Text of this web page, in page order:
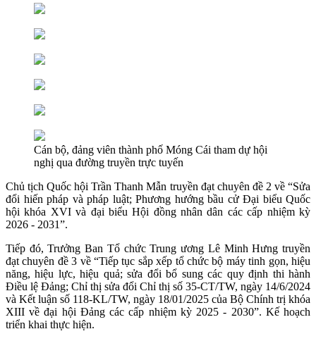
Cán bộ, đảng viên thành phố Móng Cái tham dự hội
nghị qua đường truyền trực tuyến
Chủ tịch Quốc hội Trần Thanh Mẫn truyền đạt chuyên đề 2 về “Sửa
đổi hiến pháp và pháp luật; Phương hướng bầu cử Đại biểu Quốc
hội khóa XVI và đại biểu Hội đồng nhân dân các cấp nhiệm kỳ
2026 - 2031”.
Tiếp đó, Trưởng Ban Tổ chức Trung ương Lê Minh Hưng truyền
đạt chuyên đề 3 về “Tiếp tục sắp xếp tổ chức bộ máy tinh gọn, hiệu
năng, hiệu lực, hiệu quả; sửa đổi bổ sung các quy định thi hành
Điều lệ Đảng; Chỉ thị sửa đổi Chỉ thị số 35-CT/TW, ngày 14/6/2024
và Kết luận số 118-KL/TW, ngày 18/01/2025 của Bộ Chính trị khóa
XIII về đại hội Đảng các cấp nhiệm kỳ 2025 - 2030”. Kế hoạch
triển khai thực hiện.